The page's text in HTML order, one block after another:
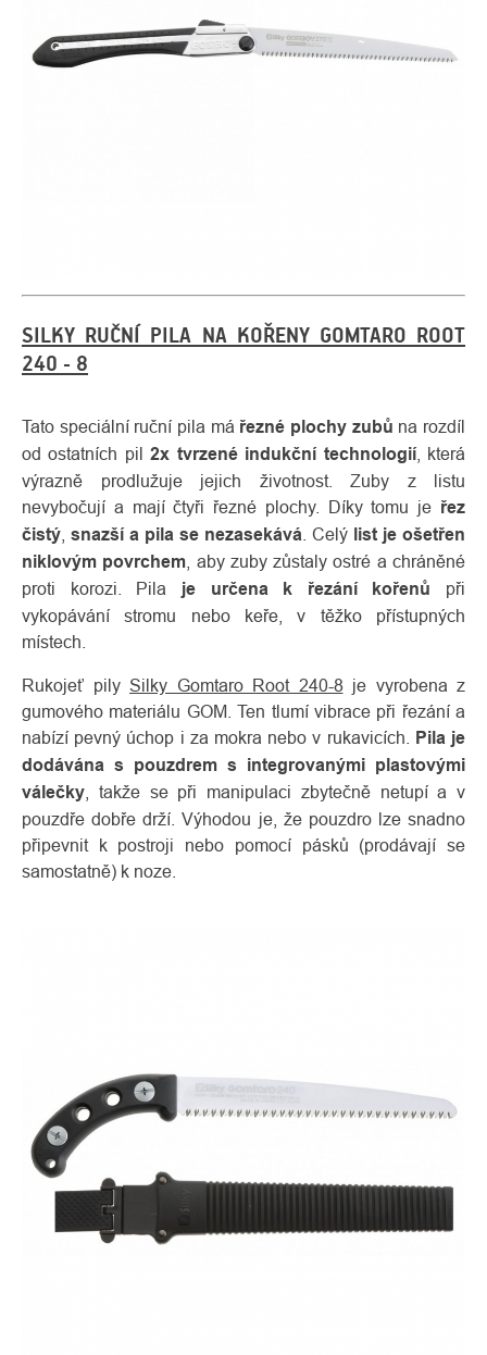
SILKY RUČNÍ PILA NA KOŘENY GOMTARO ROOT
240 - 8
Tato speciální ruční pila má řezné plochy zubů na rozdíl
od ostatních pil2x tvrzené indukční technologií, která
výrazně prodlužuje jejich životnost. Zuby z listu
nevybočují a mají čtyři řezné plochy. Díky tomu je řez
čistý snazší a pila se nezasekává . Celý list je ošetřen
niklovým povrchem , aby zuby zůstaly ostré a chráněné
proti korozi. Pila je určena k řezání kořenů při
vykopávání stromu nebo keře, v těžko přístupných
místech.
Rukojeť pily Silky Gomtaro Root 240-8je vyrobena z
gumového materiálu GOM. Ten tlumí vibrace při řezání a
nabízí pevný úchop i za mokra nebo v rukavicích. Pila je
dodávána s pouzdrem s integrovanými plastovými
válečky , takže se při manipulaci zbytečně netupí a v
pouzdře dobře drží. Výhodou je, že pouzdro lze snadno
připevnit k postroji nebo pomocí pásků (prodávají se
samostatně) k noze.